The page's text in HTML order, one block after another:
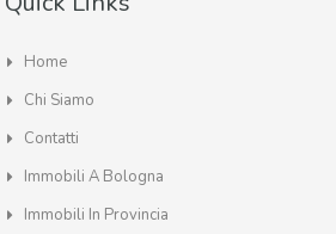
Home
Chi Siamo
Contatti
Immobili A Bologna
Immobili In Provincia